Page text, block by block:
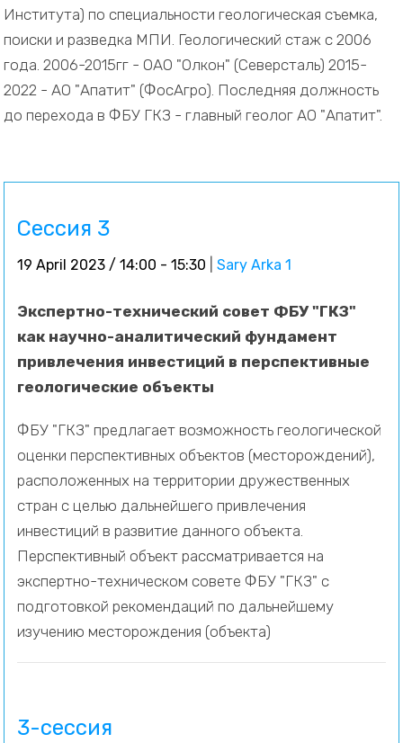
Института) по специальности геологическая съемка,
поиски и разведка МПИ. Геологический стаж с 2006
года. 2006-2015гг - ОАО "Олкон" (Северсталь) 2015-
2022 - АО "Апатит" (ФосАгро). Последняя должность
до перехода в ФБУ ГКЗ - главный геолог АО "Апатит".
Сессия 3
19 April 2023 / 14:00 - 15:30 |Sary Arka 1
Экспертно-технический совет ФБУ "ГКЗ"
как научно-аналитический фундамент
привлечения инвестиций в перспективные
геологические объекты
ФБУ "ГКЗ" предлагает возможность геологической
оценки перспективных объектов (месторождений),
расположенных на территории дружественных
стран с целью дальнейшего привлечения
инвестиций в развитие данного объекта.
Перспективный объект рассматривается на
экспертно-техническом совете ФБУ "ГКЗ" с
подготовкой рекомендаций по дальнейшему
изучению месторождения (объекта)
3-сессия